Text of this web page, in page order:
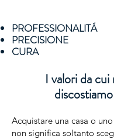
PROFESSIONALITÁ
​PRECISIONE
CURA
I valori da
Acquistare una casa o
non significa soltanto